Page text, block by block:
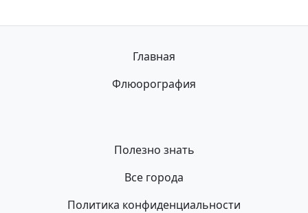
Главная
Флюорография
Полезно знать
Все города
Политика конфиденциальности